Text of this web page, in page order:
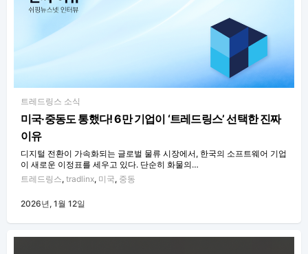
트레드링스 소식
미국·중동도 통했다! 6만 기업이 ‘트레드링스’ 선택한 진짜
이유
디지털 전환이 가속화되는 글로벌 물류 시장에서, 한국의 소프트웨어 기업
이 새로운 이정표를 세우고 있다. 단순히 화물의…
트레드링스, tradlinx, 미국, 중동
2026년, 1월 12일